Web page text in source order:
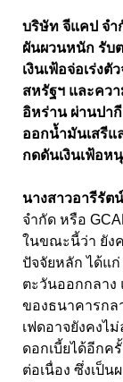
บริษัท จีแคป จำ
ผันผวนหนัก รับ
เงินเฟ้อจ่อเร่ง
สหรัฐฯ และคว
อิหร่าน ผ่านปา
ออกน้ำมันเสรีแ
กดดันเงินเฟ้อห
นางสาวอารีรัต
จำกัด หรือ
ในขณะนี้ว่า ยัง
ปัจจัยหลัก ได้แ
ตะวันออกกลาง
ของธนาคารกล
เฟดอาจยังคงไ
ดอกเบี้ยได้อีกค
ต่อเนื่อง ซึ่งเป็น